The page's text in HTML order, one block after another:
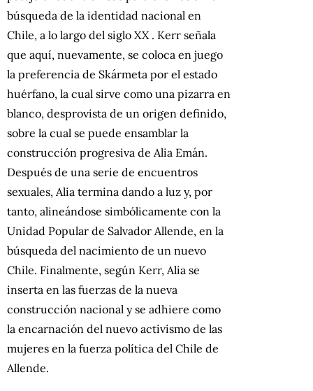
búsqueda de la identidad nacional en
Chile, a lo largo del siglo XX . Kerr señala
que aquí, nuevamente, se coloca en juego
la preferencia de Skármeta por el estado
huérfano, la cual sirve como una pizarra en
blanco, desprovista de un origen definido,
sobre la cual se puede ensamblar la
construcción progresiva de Alia Emán.
Después de una serie de encuentros
sexuales, Alia termina dando a luz y, por
tanto, alineándose simbólicamente con la
Unidad Popular de Salvador Allende, en la
búsqueda del nacimiento de un nuevo
Chile. Finalmente, según Kerr, Alia se
inserta en las fuerzas de la nueva
construcción nacional y se adhiere como
la encarnación del nuevo activismo de las
mujeres en la fuerza política del Chile de
Allende.